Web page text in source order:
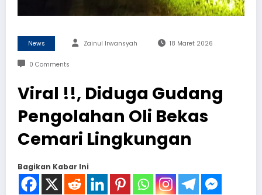
News Zainul Irwansyah 18 Maret 2026
0 Comments
Viral !!, Diduga Gudang
Pengolahan Oli Bekas
Cemari Lingkungan
Bagikan Kabar Ini